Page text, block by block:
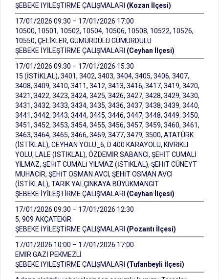
ŞEBEKE İYİLEŞTİRME ÇALIŞMALARI (Kozan İlçesi)
17/01/2026 09:30 – 17/01/2026 17:00
10500, 10501, 10502, 10504, 10506, 10508, 10522, 10526,
10550, ÇELİKLER, GÜMÜRDÜLÜ GÜMÜRDÜLÜ
ŞEBEKE İYİLEŞTİRME ÇALIŞMALARI (Ceyhan İlçesi)
17/01/2026 09:30 – 17/01/2026 15:30
15 (İSTİKLAL), 3401, 3402, 3403, 3404, 3405, 3406, 3407,
3408, 3409, 3410, 3411, 3412, 3413, 3416, 3417, 3419, 3420,
3421, 3422, 3423, 3424, 3425, 3426, 3427, 3428, 3429, 3430,
3431, 3432, 3433, 3434, 3435, 3436, 3437, 3438, 3439, 3440,
3441, 3442, 3443, 3444, 3445, 3446, 3447, 3448, 3449, 3450,
3451, 3452, 3453, 3454, 3455, 3456, 3457, 3459, 3460, 3461,
3463, 3464, 3465, 3466, 3469, 3477, 3479, 3500, ATATÜRK
(İSTİKLAL), CEYHAN YOLU_6, D 400 KARAYOLU, KIVRIKLI
YOLU, LALE (İSTİKLAL), ÖZDEMİR SABANCI, ŞEHİT CUMALİ
YILMAZ, ŞEHİT CUMALİ YILMAZ (İSTİKLAL), ŞEHİT CÜNEYT
MUHACİR, ŞEHİT OSMAN AVCI, ŞEHİT OSMAN AVCI
(İSTİKLAL), TARIK YALÇINKAYA BÜYÜKMANGIT
ŞEBEKE İYİLEŞTİRME ÇALIŞMALARI (Ceyhan İlçesi)
17/01/2026 09:30 – 17/01/2026 12:30
5, 909 AKÇATEKİR
ŞEBEKE İYİLEŞTİRME ÇALIŞMALARI (Pozantı İlçesi)
17/01/2026 10:00 – 17/01/2026 17:00
EMİR GAZİ PEKMEZLİ
ŞEBEKE İYİLEŞTİRME ÇALIŞMALARI (Tufanbeyli İlçesi)